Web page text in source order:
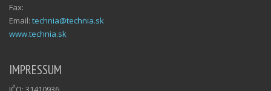
Fax:
Email: technia@technia.sk
www.technia.sk
IMPRESSUM